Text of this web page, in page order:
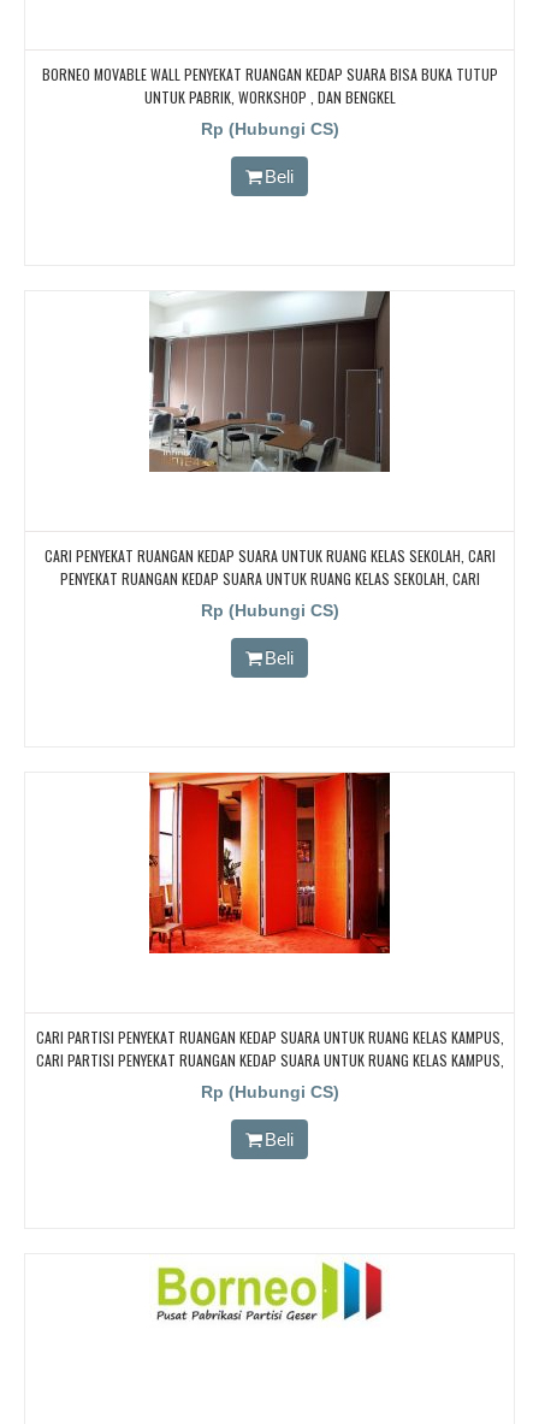
BORNEO MOVABLE WALL PENYEKAT RUANGAN KEDAP SUARA BISA BUKA TUTUP
UNTUK PABRIK, WORKSHOP , DAN BENGKEL
Rp (Hubungi CS)
Beli
CARI PENYEKAT RUANGAN KEDAP SUARA UNTUK RUANG KELAS SEKOLAH, CARI
PENYEKAT RUANGAN KEDAP SUARA UNTUK RUANG KELAS SEKOLAH, CARI
PENYEKAT RUANGAN KEDAP SUARA UNTUK RUANG KELAS SEKOLAH, CARI
PENYEKAT RUANGAN KEDAP SUARA UNTUK RUANG KELAS SEKOLAH
Rp (Hubungi CS)
Beli
CARI PARTISI PENYEKAT RUANGAN KEDAP SUARA UNTUK RUANG KELAS KAMPUS,
CARI PARTISI PENYEKAT RUANGAN KEDAP SUARA UNTUK RUANG KELAS KAMPUS,
CARI PARTISI PENYEKAT RUANGAN KEDAP SUARA UNTUK RUANG KELAS KAMPUS,
CARI PARTISI PENYEKAT RUANGAN KEDAP SUARA UNTUK RUANG KELAS KAMPUS,
CARI PARTISI PENYEKAT RUANGAN KEDAP SUARA UNTUK RUANG KELAS KAMPUS
Rp (Hubungi CS)
Beli